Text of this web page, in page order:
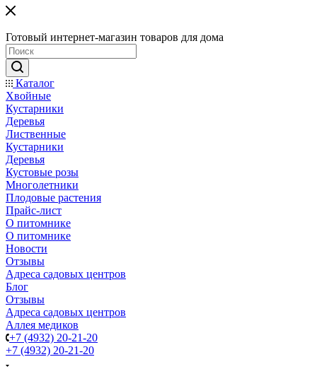
Готовый интернет-магазин товаров для дома
Каталог
Хвойные
Кустарники
Деревья
Лиственные
Кустарники
Деревья
Кустовые розы
Многолетники
Плодовые растения
Прайс-лист
О питомнике
О питомнике
Новости
Отзывы
Адреса садовых центров
Блог
Отзывы
Адреса садовых центров
Аллея медиков
+7 (4932) 20-21-20
+7 (4932) 20-21-20